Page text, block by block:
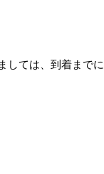
しては、到着まで